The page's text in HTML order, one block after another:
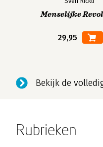
Menselijke
29,95
Bekijk de
Rubrieken